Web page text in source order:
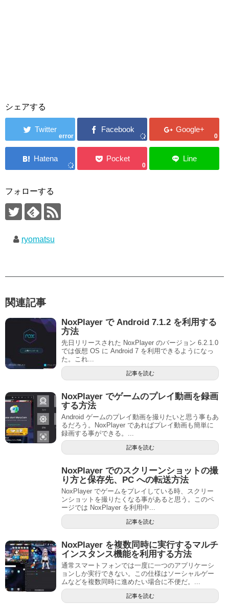
シェアする
error 0
0
フォローする
ryomatsu
関連記事
NoxPlayer で Android 7.1.2 を利用する
方法
先日リリースされた NoxPlayer のバージョン 6.2.1.0
では仮想 OS に Android 7 を利用できるようになっ
た。これ...
記事を読む
NoxPlayer でゲームのプレイ動画を録画
する方法
Android ゲームのプレイ動画を撮りたいと思う事もあ
るだろう。NoxPlayer であればプレイ動画も簡単に
録画する事ができる。...
記事を読む
NoxPlayer でのスクリーンショットの撮
り方と保存先、PC への転送方法
NoxPlayer でゲームをプレイしている時、スクリー
ンショットを撮りたくなる事があると思う。このペ
ージでは NoxPlayer を利用中...
記事を読む
NoxPlayer を複数同時に実行するマルチ
インスタンス機能を利用する方法
通常スマートフォンでは一度に一つのアプリケーシ
ョンしか実行できない。この仕様はソーシャルゲー
ムなどを複数同時に進めたい場合に不便だ。...
記事を読む